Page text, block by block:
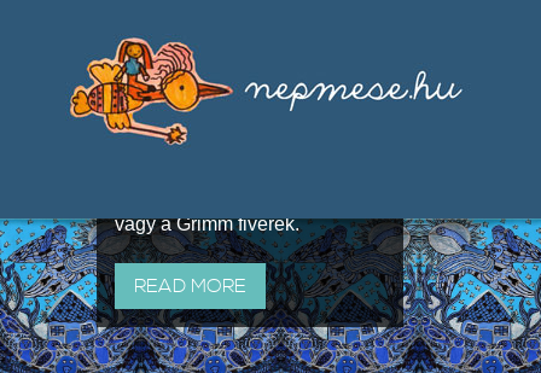
útján terjedő elbeszélésekből,
melyeket olyan ismert gyűjtők
állítottak össze, mint Benedek
vagy a Grimm fivérek.
READ MORE